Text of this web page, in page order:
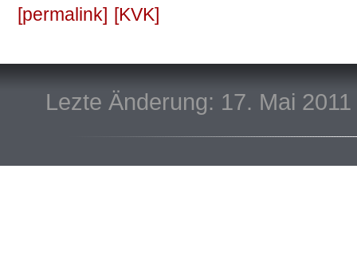
permalink KVK
Lezte Änderung: 17. Mai